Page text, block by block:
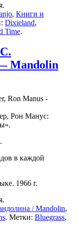
, Книги и
Dixieland,
Time.
Mandolin
Рон Манус:
в каждой
1966 г.
/ Mandolin,
. Метки: Bluegrass,